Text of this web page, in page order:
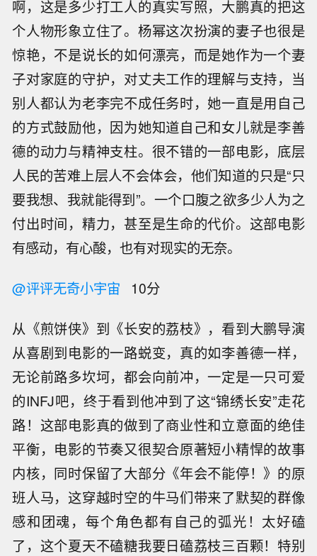
啊，这是多少打工人的真实写照，大鹏真的把这
个人物形象立住了。杨幂这次扮演的妻子也很是
惊艳，不是说长的如何漂亮，而是她作为一个妻
子对家庭的守护，对丈夫工作的理解与支持，当
别人都认为老李完不成任务时，她一直是用自己
的方式鼓励他，因为她知道自己和女儿就是李善
德的动力与精神支柱。很不错的一部电影，底层
人民的苦难上层人不会体会，他们知道的只是“只
要我想、我就能得到”。一个口腹之欲多少人为之
付出时间，精力，甚至是生命的代价。这部电影
有感动，有心酸，也有对现实的无奈。
@评评无奇小宇宙 10分
从《煎饼侠》到《长安的荔枝》，看到大鹏导演
从喜剧到电影的一路蜕变，真的如李善德一样，
无论前路多坎坷，都会向前冲，一定是一只可爱
的INFJ吧，终于看到他冲到了这“锦绣长安”走花
路！这部电影真的做到了商业性和立意面的绝佳
平衡，电影的节奏又很契合原著短小精悍的故事
内核，同时保留了大部分《年会不能停！》的原
班人马，这穿越时空的牛马们带来了默契的群像
感和团魂，每个角色都有自己的弧光！太好磕
了，这个夏天不磕糖我要日磕荔枝三百颗！特别